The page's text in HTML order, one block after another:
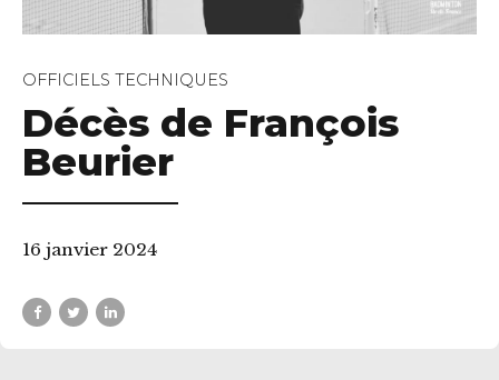
OFFICIELS TECHNIQUES
Décès de François
Beurier
16 janvier 2024